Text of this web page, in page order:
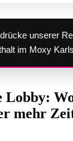
unserer
im Moxy
Lobby:
mehr